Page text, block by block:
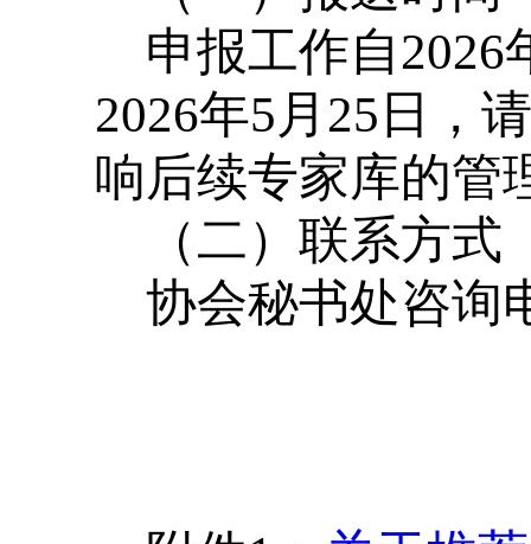
申报工作自
2026年5月25日，
响后续专家库的管
（二）联系方式
协会秘书处咨询